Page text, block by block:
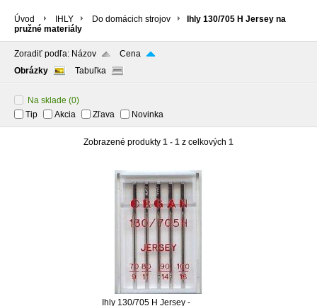
Úvod IHLY Do domácich strojov
Ihly 130/705 H Jersey na
pružné materiály
Zoradiť podľa: Názov
Cena
Obrázky
Tabuľka
Na sklade (0)
Tip
Akcia Zľava Novinka
Zobrazené produkty 1 - 1 z celkových 1
Ihly 130/705 H Jersey -